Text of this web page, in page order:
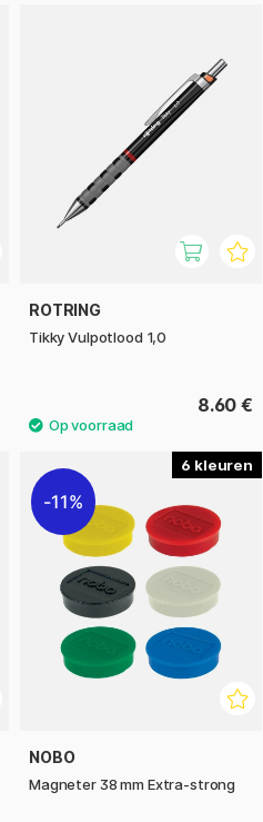
ROTRING
Tikky Vulpotlood 1,0
8.60 €
6
11%
NOBO
Magneter 38 mm Extra-strong